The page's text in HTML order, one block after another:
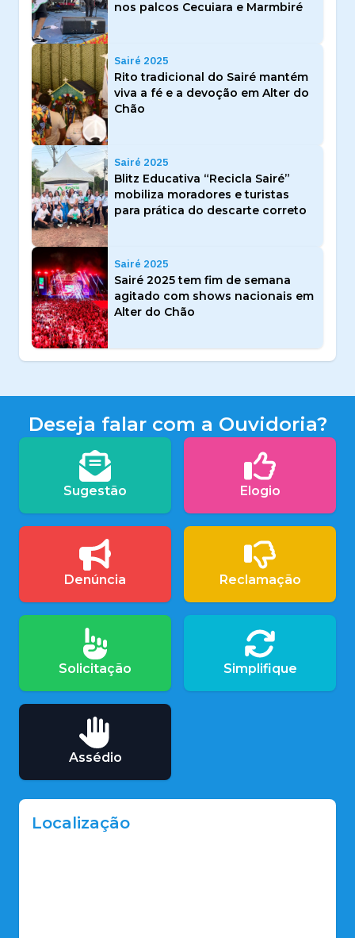
nos palcos Cecuiara e Marmbiré
Sairé 2025
Rito tradicional do Sairé mantém
viva a fé e a devoção em Alter do
Chão
Sairé 2025
Blitz Educativa “Recicla Sairé”
mobiliza moradores e turistas
para prática do descarte correto
Sairé 2025
Sairé 2025 tem fim de semana
agitado com shows nacionais em
Alter do Chão
Deseja falar com a Ouvidoria?
Sugestão Elogio
Denúncia Reclamação
Solicitação Simplifique
Assédio
Localização